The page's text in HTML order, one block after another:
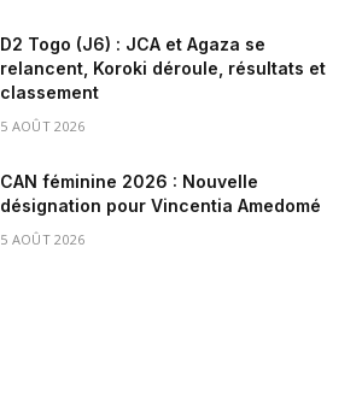
D2 Togo (J6) : JCA et Agaza se
relancent, Koroki déroule, résultats et
classement
5 AOÛT 2026
CAN féminine 2026 : Nouvelle
désignation pour Vincentia Amedomé
5 AOÛT 2026